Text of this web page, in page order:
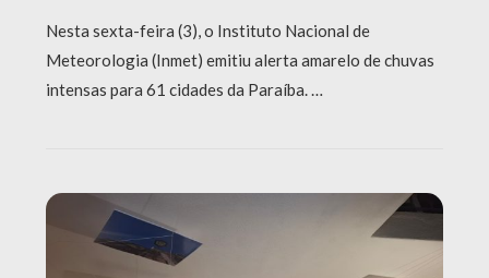
Nesta sexta-feira (3), o Instituto Nacional de
Meteorologia (Inmet) emitiu alerta amarelo de chuvas
intensas para 61 cidades da Paraíba. …